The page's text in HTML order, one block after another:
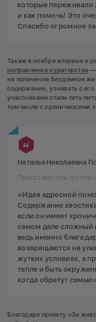
которые переживали
и как помочь! Это
Спасибо огромное
Также в ноябре впервые в
направление кураторства —
на попечение бездомное
содержание, узнавать о
участниками стали пять
том числе с хроническими
Наталья Николаевна
Представитель группы
«Идея адресной
Содержание
если он имеет
самом деле сложный
ведь именно
возвращаются на
жутких условиях, а
тепле и быть
когда обретут
Благодаря проекту «За